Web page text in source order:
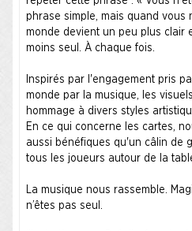
phrase simple, mais quand vous
monde devient un peu plus clair
moins seul. À chaque fois.
Inspirés par l'engagement pris
monde par la musique, les
hommage à divers styles
En ce qui concerne les cartes,
aussi bénéfiques qu'un câlin de
tous les joueurs autour de la
La musique nous rassemble.
n’êtes pas seul.